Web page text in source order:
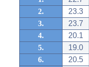
2.
23.3
3.
23.7
4.
20.1
5.
19.0
6.
20.5